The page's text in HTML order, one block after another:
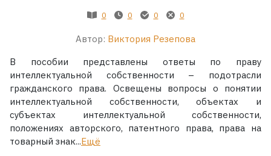
0 0 0 0
Автор: Виктория Резепова
В пособии представлены ответы по праву
интеллектуальной собственности – подотрасли
гражданского права. Освещены вопросы о понятии
интеллектуальной собственности, объектах и
субъектах интеллектуальной собственности,
положениях авторского, патентного права, права на
товарный знак...Ещё